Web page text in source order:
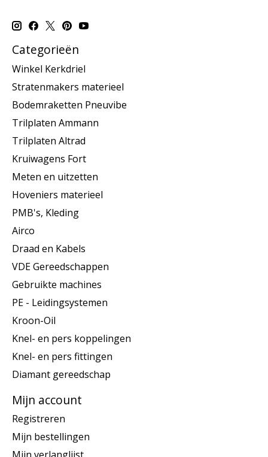
Categorieën
Winkel Kerkdriel
Stratenmakers materieel
Bodemraketten Pneuvibe
Trilplaten Ammann
Trilplaten Altrad
Kruiwagens Fort
Meten en uitzetten
Hoveniers materieel
PMB's, Kleding
Airco
Draad en Kabels
VDE Gereedschappen
Gebruikte machines
PE - Leidingsystemen
Kroon-Oil
Knel- en pers koppelingen
Knel- en pers fittingen
Diamant gereedschap
Mijn account
Registreren
Mijn bestellingen